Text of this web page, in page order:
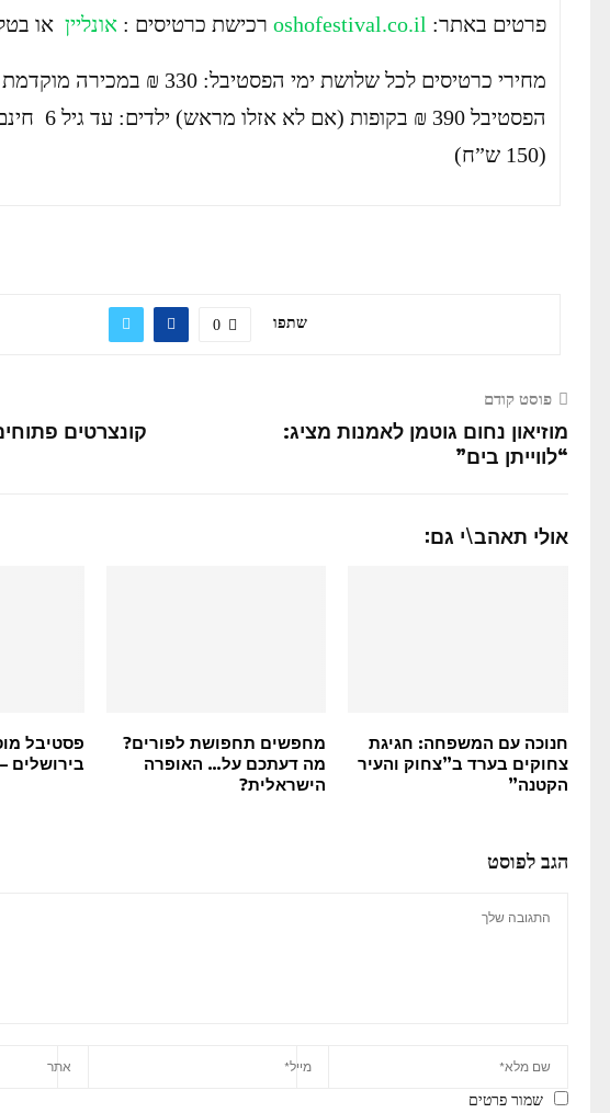
פרטים באתר: רכישת כרטיסים : אונליין או בטלפון-
(150 ש”ח)
שתפו 0
פוסט קודם
מוזיאון נחום גוטמן לאמנות מציג:
“לווייתן בים”
קונצרטים
אולי תאהב\י גם:
חנוכה עם המשפחה: חגיגת
צחוקים בערד ב”צחוק והעיר
הקטנה”
מחפשים תחפושת לפורים?
מה דעתכם על… האופרה
הישראלית?
פסטיבל
בירושלים
הגב לפוסט
שמור פרטים